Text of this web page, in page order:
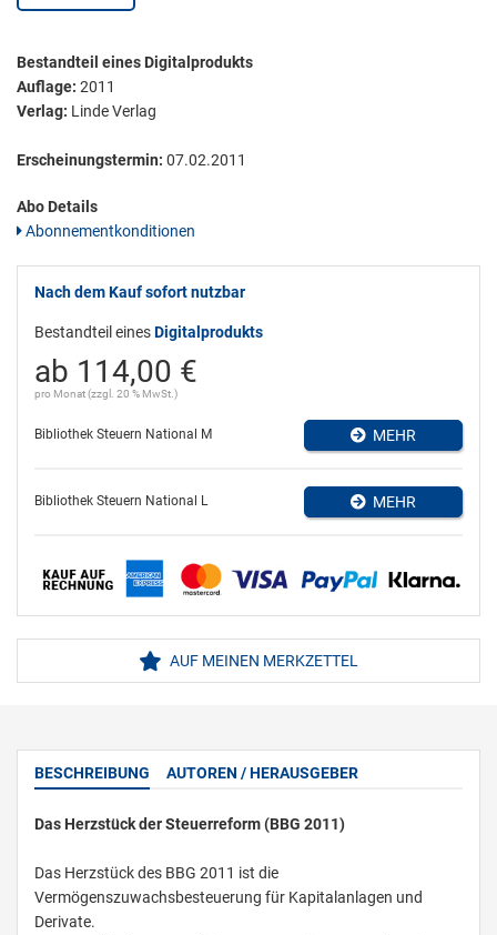
Bestandteil eines Digitalprodukts
Auflage: 2011
Verlag: Linde Verlag
Erscheinungstermin: 07.02.2011
Abo Details
Abonnementkonditionen
Nach dem Kauf sofort nutzbar
Bestandteil einesDigitalprodukts
ab 114,00 €
pro Monat (zzgl. 20 % MwSt.)
Bibliothek Steuern National M MEHR
Bibliothek Steuern National L MEHR
AUF MEINEN MERKZETTEL
BESCHREIBUNG AUTOREN / HERAUSGEBER
Das Herzstück der Steuerreform (BBG 2011)
Das Herzstück des BBG 2011 ist die
Vermögenszuwachsbesteuerung für Kapitalanlagen und
Derivate.